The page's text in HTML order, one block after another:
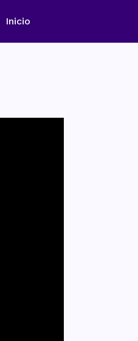
Inicio